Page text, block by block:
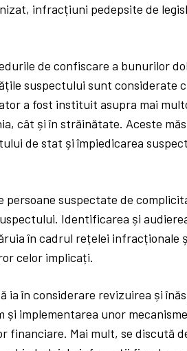
infracțiuni pedepsite de
de confiscare a bunurilor
suspectului sunt considerate
a fost instituit asupra mai
cât și în străinătate. Aceste
de stat și împiedicarea
persoane suspectate de
Identificarea și
în cadrul rețelei infracționale
celor implicați.
ia în considerare revizuirea și
implementarea unor
financiare. Mai mult, se discută